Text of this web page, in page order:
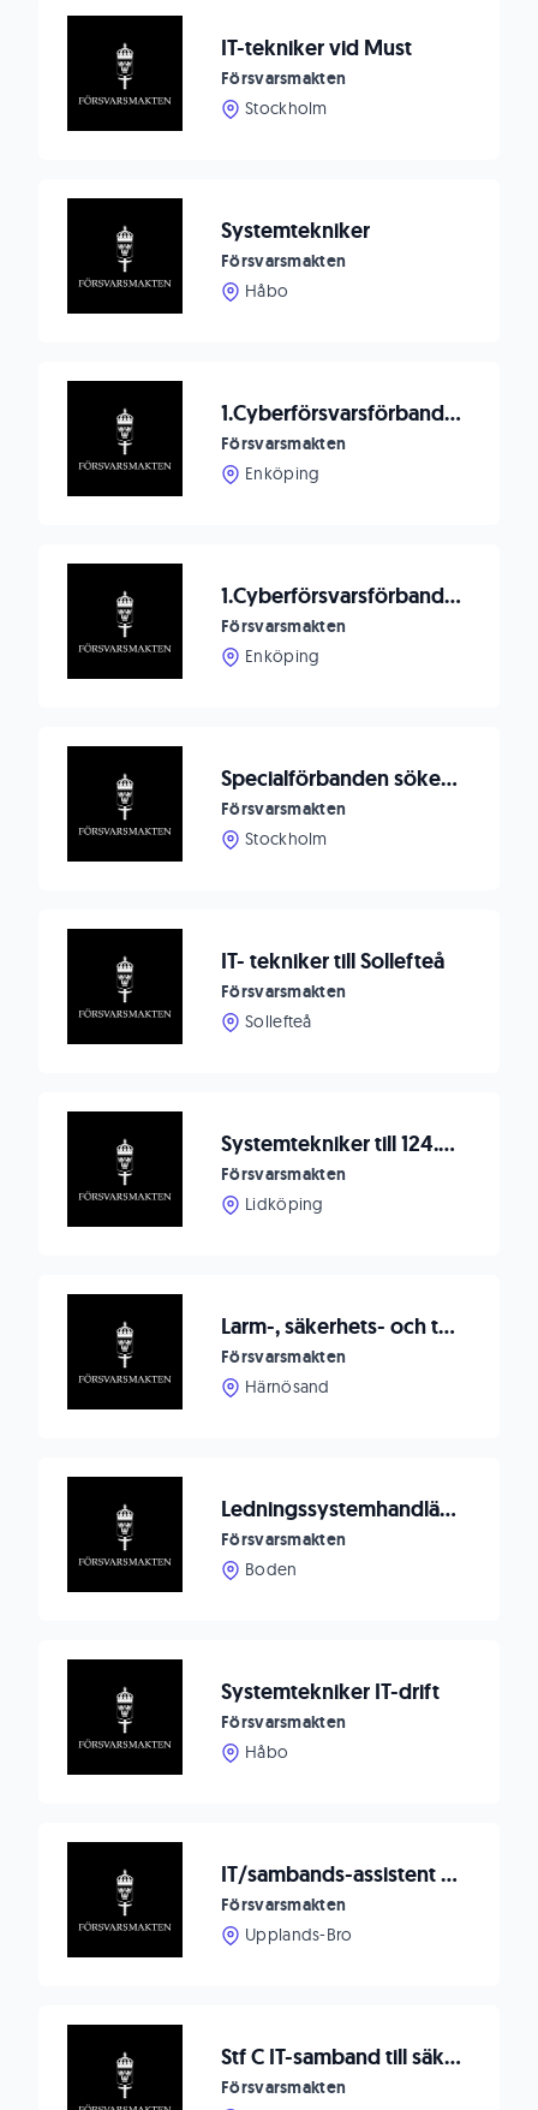
IT-tekniker vid Must
Försvarsmakten
Stockholm
Systemtekniker
Försvarsmakten
Håbo
1.Cyberförsvarsförbandet söker drifttekniker
Försvarsmakten
Enköping
1.Cyberförsvarsförbandet söker infrastrukturtekniker
Försvarsmakten
Enköping
Specialförbanden söker stabsassistent till SFL
Försvarsmakten
Stockholm
IT- tekniker till Sollefteå
Försvarsmakten
Sollefteå
Systemtekniker till 124.teledrifttroppen, Skaraborgs flygflottilj F 7
Försvarsmakten
Lidköping
Larm-, säkerhets- och teletekniker inom teknisk bevakning
Försvarsmakten
Härnösand
Ledningssystemhandläggare
Försvarsmakten
Boden
Systemtekniker IT-drift
Försvarsmakten
Håbo
IT/sambands-assistent till säkerhetsunderrättelsetjänst
Försvarsmakten
Upplands-Bro
Stf C IT-samband till säkerhetsunderrättelsetjänst
Försvarsmakten